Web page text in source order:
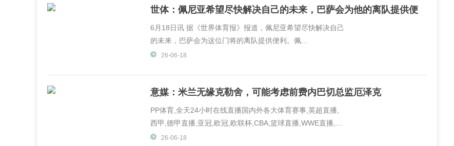
世体：佩尼亚希望尽快解决自己的未来，巴萨会为他的离队提供便
利
6月18日讯 据《世界体育报》报道，佩尼亚希望尽快解决自己
的未来，巴萨会为这位门将的离队提供便利。佩...
26-06-18
意媒：米兰无缘克勒舍，可能考虑前费内巴切总监厄泽克
PP体育,全天24小时在线直播国内外各大体育赛事,英超直播,
西甲,德甲直播,亚冠,欧冠,欧联杯,CBA,篮球直播,WWE直播,PP
体育,PP视频一起玩出精彩...
26-06-18